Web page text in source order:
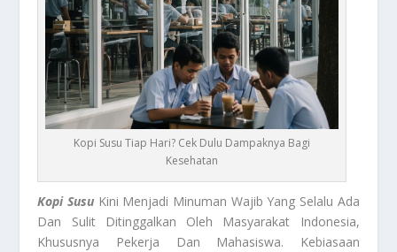
Kopi Susu Tiap Hari? Cek Dulu Dampaknya Bagi
Kesehatan
Kopi Susu Kini Menjadi Minuman Wajib Yang Selalu Ada
Dan Sulit Ditinggalkan Oleh Masyarakat Indonesia,
Khususnya Pekerja Dan Mahasiswa. Kebiasaan